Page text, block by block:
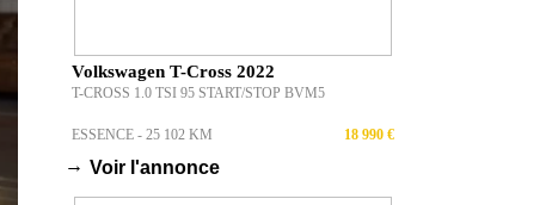
Volkswagen T-Cross 2022
T-CROSS 1.0 TSI 95 START/STOP BVM5
ESSENCE - 25 102 KM 18 990 €
→ Voir l'annonce